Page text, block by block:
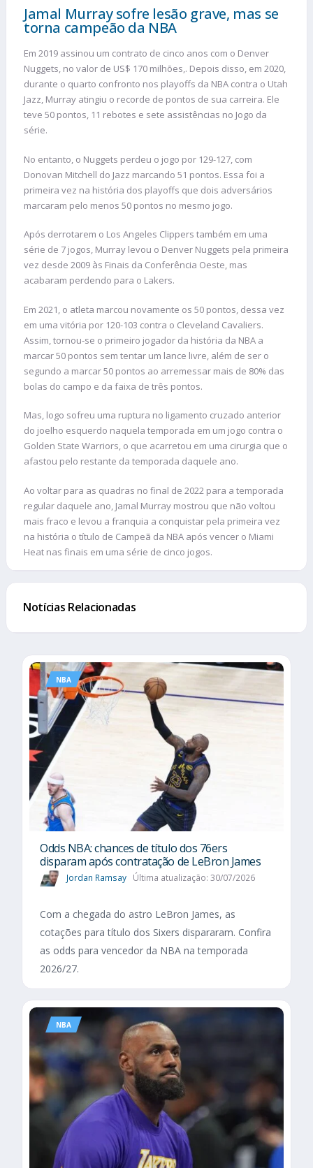
Jamal Murray sofre lesão grave, mas se
torna campeão da NBA
Em 2019 assinou um contrato de cinco anos com o Denver
Nuggets, no valor de US$ 170 milhões,. Depois disso, em 2020,
durante o quarto confronto nos playoffs da NBA contra o Utah
Jazz, Murray atingiu o recorde de pontos de sua carreira. Ele
teve 50 pontos, 11 rebotes e sete assistências no Jogo da
série.
No entanto, o Nuggets perdeu o jogo por 129-127, com
Donovan Mitchell do Jazz marcando 51 pontos. Essa foi a
primeira vez na história dos playoffs que dois adversários
marcaram pelo menos 50 pontos no mesmo jogo.
Após derrotarem o Los Angeles Clippers também em uma
série de 7 jogos, Murray levou o Denver Nuggets pela primeira
vez desde 2009 às Finais da Conferência Oeste, mas
acabaram perdendo para o Lakers.
Em 2021, o atleta marcou novamente os 50 pontos, dessa vez
em uma vitória por 120-103 contra o Cleveland Cavaliers.
Assim, tornou-se o primeiro jogador da história da NBA a
marcar 50 pontos sem tentar um lance livre, além de ser o
segundo a marcar 50 pontos ao arremessar mais de 80% das
bolas do campo e da faixa de três pontos.
Mas, logo sofreu uma ruptura no ligamento cruzado anterior
do joelho esquerdo naquela temporada em um jogo contra o
Golden State Warriors, o que acarretou em uma cirurgia que o
afastou pelo restante da temporada daquele ano.
Ao voltar para as quadras no final de 2022 para a temporada
regular daquele ano, Jamal Murray mostrou que não voltou
mais fraco e levou a franquia a conquistar pela primeira vez
na história o título de Campeã da NBA após vencer o Miami
Heat nas finais em uma série de cinco jogos.
Notícias Relacionadas
NBA
Odds NBA: chances de título dos 76ers
disparam após contratação de LeBron James
Jordan Ramsay Última atualização: 30/07/2026
Com a chegada do astro LeBron James, as
cotações para título dos Sixers dispararam. Confira
as odds para vencedor da NBA na temporada
2026/27.
NBA